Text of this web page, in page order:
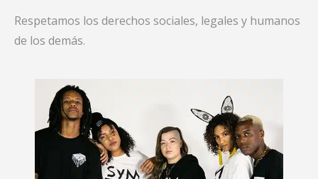
Respetamos los derechos sociales, legales y humanos
de los demás.